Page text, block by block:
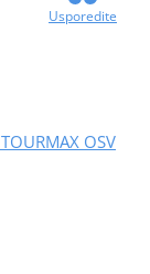
Usporedite
OSV